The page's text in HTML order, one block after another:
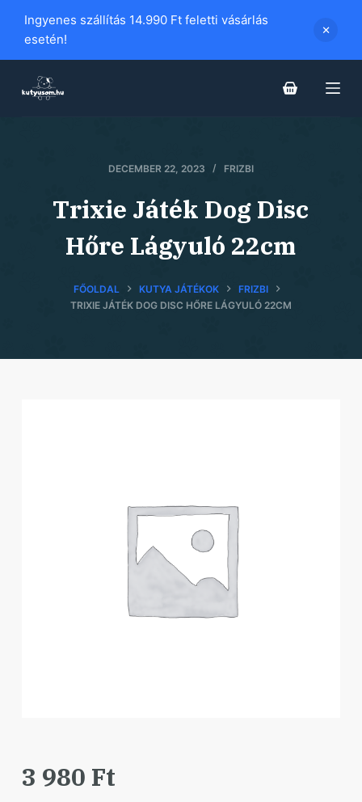
i
Ingyenes szállítás 14.990 Ft feletti vásárlás
esetén!
DECEMBER 22, 2023 FRIZBI
Trixie Játék Dog Disc
Hőre Lágyuló 22cm
FŐOLDAL KUTYA JÁTÉKOK
FRIZBI
TRIXIE JÁTÉK DOG DISC HŐRE LÁGYULÓ 22CM
3 980 Ft